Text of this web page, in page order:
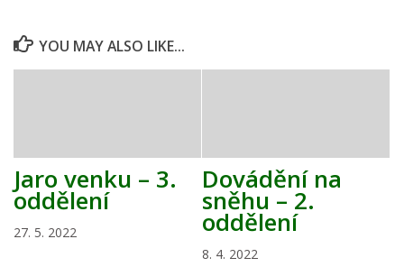
YOU MAY ALSO LIKE...
Jaro venku – 3.
oddělení
27. 5. 2022
Dovádění na
sněhu – 2.
oddělení
8. 4. 2022